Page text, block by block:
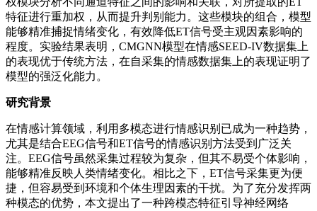
特征进行重加权，从而提升判别能力。这些模块的组合，模型
能够精准捕捉情绪变化，有效降低ET信号受主观因素影响的
程度。实验结果表明，CMGNN模型在情感SEED-IV数据集上
的表现优于传统方法，在自采集的情感数据集上的表现证明了
模型的强泛化能力。
研究背景
在情感计算领域，利用多模态进行情感识别已成为一种趋势，
尤其是结合EEG信号和ET信号的情感识别方法受到广泛关
注。EEG信号虽然采集过程较为复杂，但其不易受个体影响，
能够精准反映人类情绪变化。相比之下，ET信号采集更为便
捷，但容易受到环境和个体生理因素的干扰。为了充分发挥两
种模态的优势，本文提出了一种跨模态特征引导神经网络